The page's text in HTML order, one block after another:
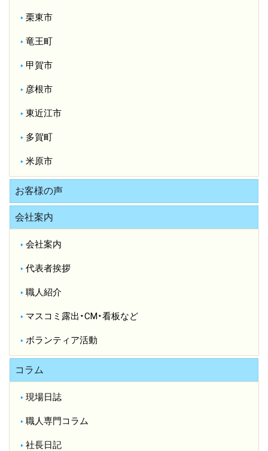
栗東市
竜王町
甲賀市
彦根市
東近江市
多賀町
米原市
お客様の声
会社案内
会社案内
代表者挨拶
職人紹介
マスコミ露出・CM・看板など
ボランティア活動
コラム
現場日誌
職人専門コラム
社長日記